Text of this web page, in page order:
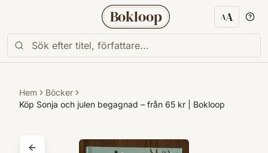
Bokloop AA
Hem
Böcker
Köp Sonja och julen begagnad – från 65 kr | Bokloop